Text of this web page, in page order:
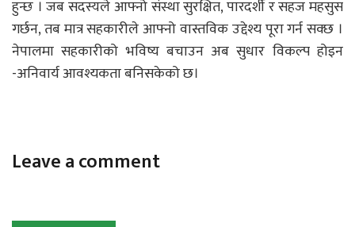
हुन्छ । जब सदस्यले आफ्नो संस्था सुरक्षित, पारदर्शी र सहज महसुस
गर्छन, तब मात्र सहकारीले आफ्नो वास्तविक उद्देश्य पूरा गर्न सक्छ ।
नेपालमा सहकारीको भविष्य बचाउन अब सुधार विकल्प होइन
-अनिवार्य आवश्यकता बनिसकेको छ।
Leave a comment